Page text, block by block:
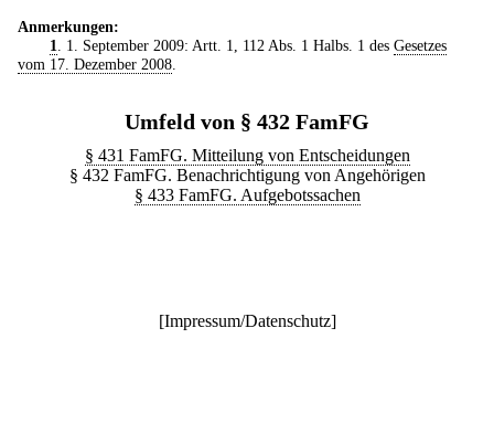
Anmerkungen:
1
. 1. September 2009: Artt. 1, 112 Abs. 1 Halbs. 1 des Gesetzes
vom 17. Dezember 2008
Umfeld von § 432 FamFG
§ 431 FamFG. Mitteilung von Entscheidungen
§ 432 FamFG. Benachrichtigung von Angehörigen
§ 433 FamFG. Aufgebotssachen
[Impressum/Datenschutz]